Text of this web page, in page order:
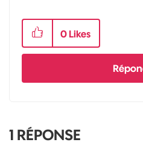
0 Likes
1 RÉPONSE